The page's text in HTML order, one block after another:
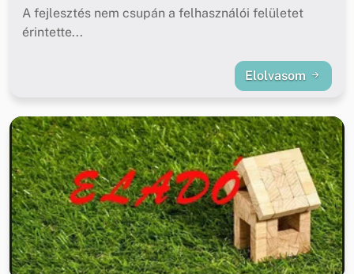
A fejlesztés nem csupán a felhasználói felületet
érintette...
Elolvasom